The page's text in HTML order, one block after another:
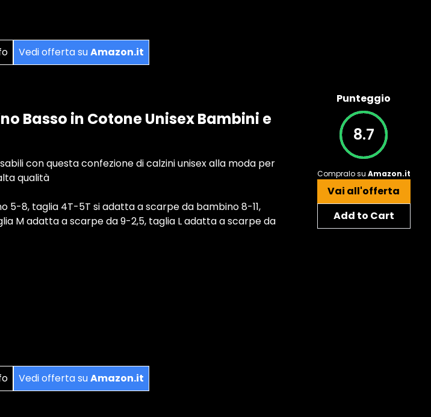
Vedi offerta suAmazon.it
Basso in Cotone Unisex Bambini e
con questa confezione di calzini unisex alla moda per
qualità
5-8, taglia 4T-5T si adatta a scarpe da bambino 8-11,
M adatta a scarpe da 9-2,5, taglia L adatta a scarpe da
Vedi offerta suAmazon.it
Punteggio
8.7
Compralo su Amazon.it
Vai all'offerta
Add to Cart